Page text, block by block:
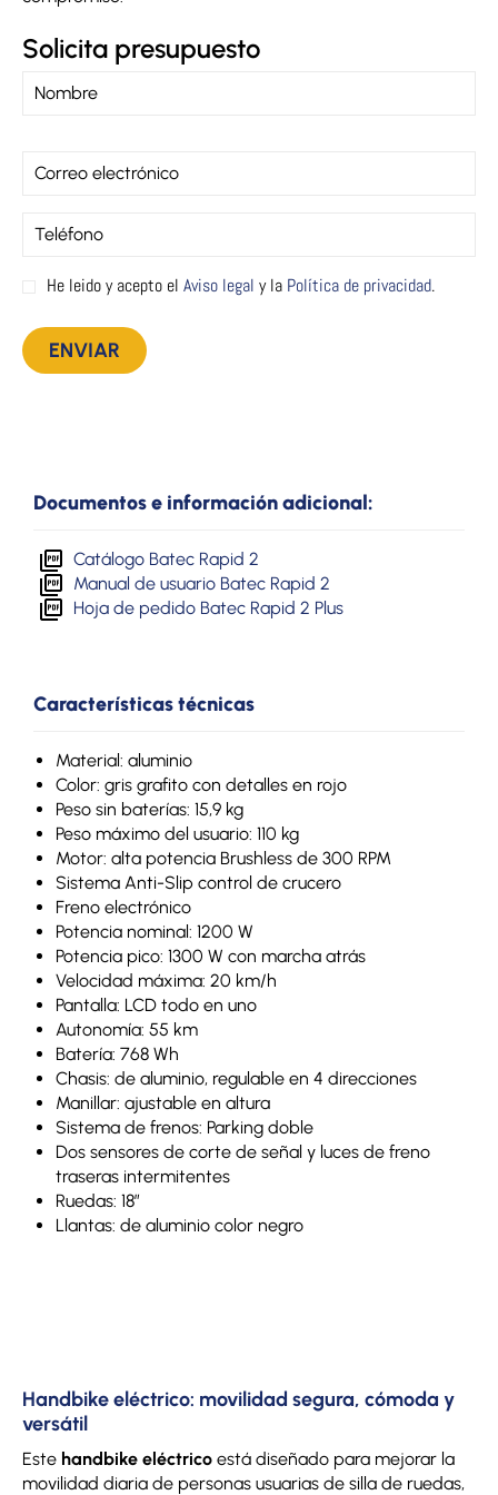
Solicita presupuesto
He leido y acepto el Aviso legal y la Política de privacidad.
Documentos e información adicional:
Catálogo Batec Rapid 2
Manual de usuario Batec Rapid 2
Hoja de pedido Batec Rapid 2 Plus
Características técnicas
Material: aluminio
Color: gris grafito con detalles en rojo
Peso sin baterías: 15,9 kg
Peso máximo del usuario: 110 kg
Motor: alta potencia Brushless de 300 RPM
Sistema Anti-Slip control de crucero
Freno electrónico
Potencia nominal: 1200 W
Potencia pico: 1300 W con marcha atrás
Velocidad máxima: 20 km/h
Pantalla: LCD todo en uno
Autonomía: 55 km
Batería: 768 Wh
Chasis: de aluminio, regulable en 4 direcciones
Manillar: ajustable en altura
Sistema de frenos: Parking doble
Dos sensores de corte de señal y luces de freno
traseras intermitentes
Ruedas: 18”
Llantas: de aluminio color negro
Handbike eléctrico: movilidad segura, cómoda y
versátil
Este handbike eléctrico está diseñado para mejorar la
movilidad diaria de personas usuarias de silla de ruedas,